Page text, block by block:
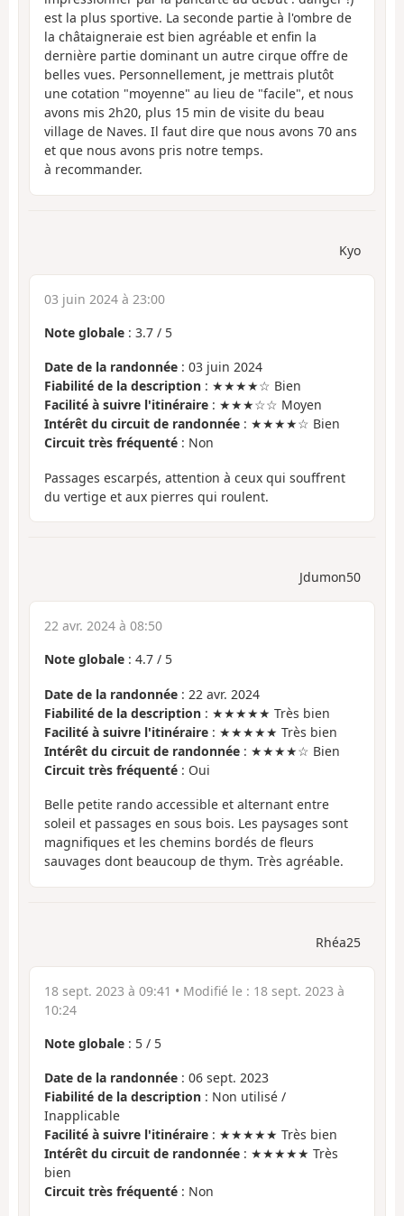
est la plus sportive. La seconde partie à l'ombre de
la châtaigneraie est bien agréable et enfin la
dernière partie dominant un autre cirque offre de
belles vues. Personnellement, je mettrais plutôt
une cotation "moyenne" au lieu de "facile", et nous
avons mis 2h20, plus 15 min de visite du beau
village de Naves. Il faut dire que nous avons 70 ans
et que nous avons pris notre temps.
à recommander.
Kyo
03 juin 2024 à 23:00
Note globale : 3.7 / 5
Date de la randonnée : 03 juin 2024
Fiabilité de la description : ★★★★☆ Bien
Facilité à suivre l'itinéraire : ★★★☆☆ Moyen
Intérêt du circuit de randonnée : ★★★★☆ Bien
Circuit très fréquenté : Non
Passages escarpés, attention à ceux qui souffrent
du vertige et aux pierres qui roulent.
Jdumon50
22 avr. 2024 à 08:50
Note globale : 4.7 / 5
Date de la randonnée : 22 avr. 2024
Fiabilité de la description : ★★★★★ Très bien
Facilité à suivre l'itinéraire : ★★★★★ Très bien
Intérêt du circuit de randonnée : ★★★★☆ Bien
Circuit très fréquenté : Oui
Belle petite rando accessible et alternant entre
soleil et passages en sous bois. Les paysages sont
magnifiques et les chemins bordés de fleurs
sauvages dont beaucoup de thym. Très agréable.
Rhéa25
18 sept. 2023 à 09:41 • Modifié le : 18 sept. 2023 à
10:24
Note globale : 5 / 5
Date de la randonnée : 06 sept. 2023
Fiabilité de la description : Non utilisé /
Inapplicable
Facilité à suivre l'itinéraire : ★★★★★ Très bien
Intérêt du circuit de randonnée : ★★★★★ Très
bien
Circuit très fréquenté : Non